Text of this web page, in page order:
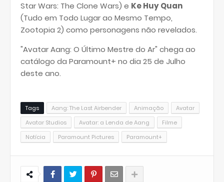
Star Wars: The Clone Wars) e Ke Huy Quan
(Tudo em Todo Lugar ao Mesmo Tempo,
Zootopia 2) como personagens não revelados.
"Avatar Aang: O Último Mestre do Ar" chega ao
catálogo da Paramount+ no dia 25 de Julho
deste ano.
Tags Aang: The Last Airbender Animação
Avatar
Avatar Studios
Avatar: a Lenda de Aang
Filme
Notícia
Paramount Pictures Paramount+